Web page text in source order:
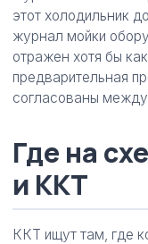
этот холодильник
журнал мойки
отражен хотя бы
предварительная
согласованы
Где на
и ККТ
ККТ ищут там, где